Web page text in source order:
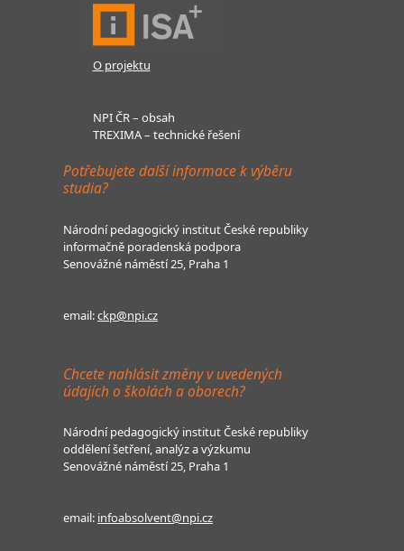
O projektu
NPI ČR – obsah
TREXIMA – technické řešení
Potřebujete další informace k výběru
studia?
Národní pedagogický institut České republiky
informačně poradenská podpora
Senovážné náměstí 25, Praha 1
email:ckp@npi.cz
Chcete nahlásit změny v uvedených
údajích o školách a oborech?
Národní pedagogický institut České republiky
oddělení šetření, analýz a výzkumu
Senovážné náměstí 25, Praha 1
email: infoabsolvent@npi.cz